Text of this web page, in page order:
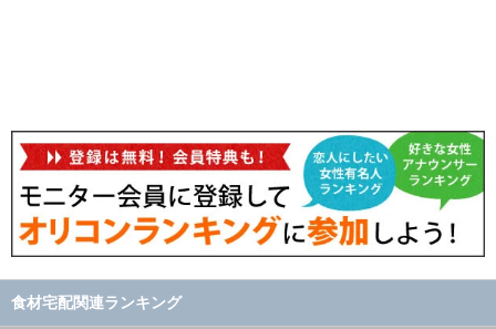
食材宅配関連ランキング